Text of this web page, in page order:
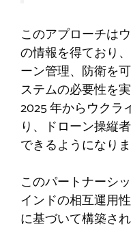
このアプローチは
の情報を得ており
ーン管理、防衛を
ステムの必要性を
2025 年からウクラ
り、ドローン操縦
できるようになりま
このパートナーシ
インドの相互運用
に基づいて構築され